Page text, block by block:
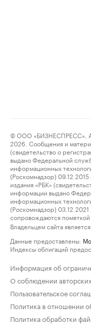
© ООО «БИЗНЕСПРЕСС»,
2026. Сообщения и
(свидетельство о
выдано Федеральной
информационных
(Роскомнадзор)
издания «РБК»
информации выдано
информационных
(Роскомнадзор)
сопровождаются пометкой
Владельцем сайта
Данные предоставлены:
Индексы облигаций
Информация об
О соблюдении
Пользовательское
Политика в отношении
Политика обработки